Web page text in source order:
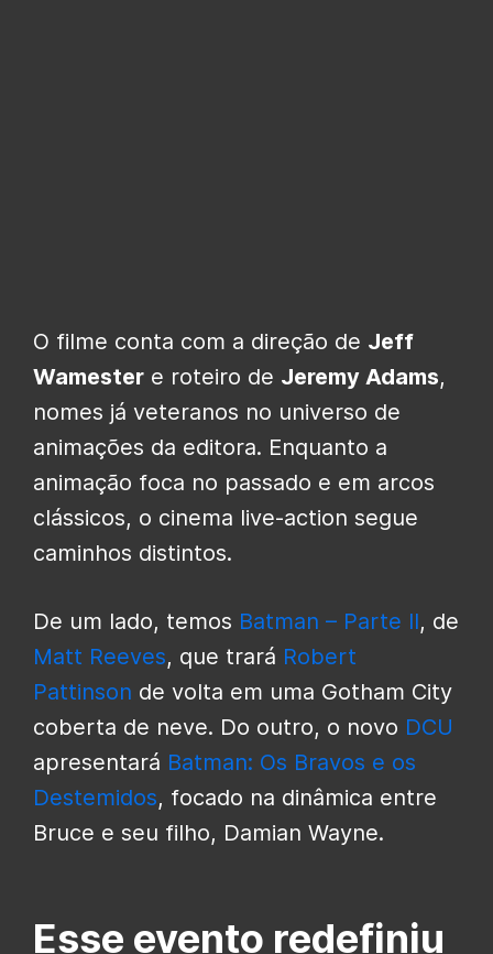
O filme conta com a direção de Jeff
Wamester e roteiro de Jeremy Adams,
nomes já veteranos no universo de
animações da editora. Enquanto a
animação foca no passado e em arcos
clássicos, o cinema live-action segue
caminhos distintos.
De um lado, temos Batman – Parte II, de
Matt Reeves, que trará Robert
Pattinson de volta em uma Gotham City
coberta de neve. Do outro, o novo DCU
apresentará Batman: Os Bravos e os
Destemidos, focado na dinâmica entre
Bruce e seu filho, Damian Wayne.
Esse evento redefiniu